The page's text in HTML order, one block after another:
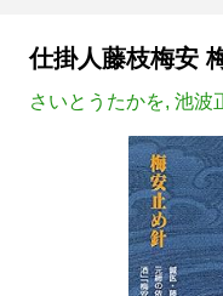
仕掛人藤枝梅安
さいとうたかを, 池波